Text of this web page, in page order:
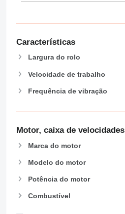
Características
Largura do rolo
Velocidade de trabalho
Frequência de vibração
Motor, caixa de velocidades
Marca do motor
Modelo do motor
Potência do motor
Combustível